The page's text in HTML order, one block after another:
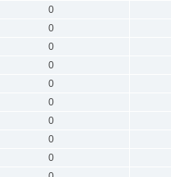
0
0
0
0
0
0
0
0
0